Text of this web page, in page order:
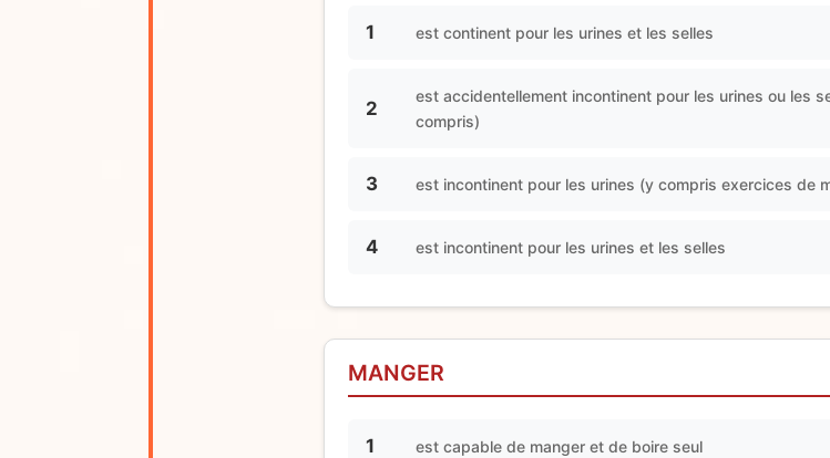
1 est continent pour les urines et les selles
2
est accidentellement incontinent pour les urines ou les
compris)
3 est incontinent pour les urines (y compris exercices de
4 est incontinent pour les urines et les selles
MANGER
1 est capable de manger et de boire seul